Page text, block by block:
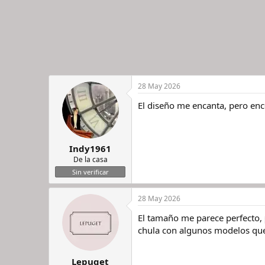
Indy1961
De la casa
Sin verificar
28 May 2026
El diseño me encanta, pero
Lepuget
28 May 2026
El tamaño me parece
chula con algunos modelos